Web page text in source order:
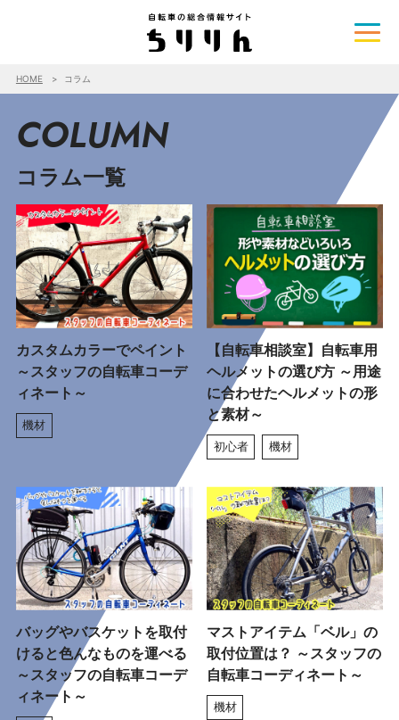
HOME コラム
COLUMN
コラム一覧
カスタムカラーでペイント
～スタッフの自転車コーデ
ィネート～
機材
【自転車相談室】自転車用
ヘルメットの選び方 ～用途
に合わせたヘルメットの形
と素材～
初心者 機材
バッグやバスケットを取付
けると色んなものを運べる
～スタッフの自転車コーデ
ィネート～
マストアイテム「ベル」の
取付位置は？ ～スタッフの
自転車コーディネート～
機材